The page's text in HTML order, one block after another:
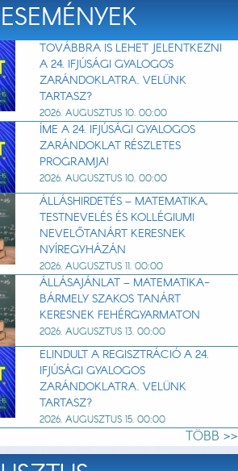
TOVÁBBRA IS LEHET JELENTKEZNI
A 24. IFJÚSÁGI GYALOGOS
ZARÁNDOKLATRA. VELÜNK
TARTASZ?
2026. AUGUSZTUS 10. 00:00
ÍME A 24. IFJÚSÁGI GYALOGOS
ZARÁNDOKLAT RÉSZLETES
PROGRAMJA!
2026. AUGUSZTUS 10. 00:00
ÁLLÁSHIRDETÉS – MATEMATIKA,
TESTNEVELÉS ÉS KOLLÉGIUMI
NEVELŐTANÁRT KERESNEK
NYÍREGYHÁZÁN
2026. AUGUSZTUS 11. 00:00
ÁLLÁSAJÁNLAT – MATEMATIKA-
BÁRMELY SZAKOS TANÁRT
KERESNEK FEHÉRGYARMATON
2026. AUGUSZTUS 13. 00:00
ELINDULT A REGISZTRÁCIÓ A 24.
IFJÚSÁGI GYALOGOS
ZARÁNDOKLATRA. VELÜNK
TARTASZ?
2026. AUGUSZTUS 15. 00:00
TÖBB >>